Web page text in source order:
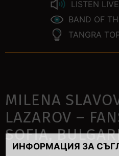
ИНФОРМАЦИЯ ЗА
LISTEN LIVE
BAND OF
TANGRA
MILENA
LAZAROV –
SOFIA,